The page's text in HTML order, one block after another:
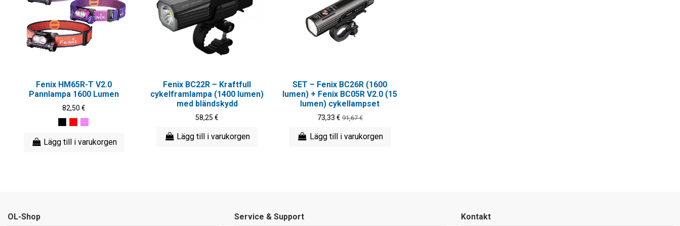
Fenix HM65R-T V2.0
Pannlampa 1600 Lumen
82,50 €
Lägg till i varukorgen
Fenix BC22R – Kraftfull
cykelframlampa (1400 lumen)
med bländskydd
58,25 €
Lägg till i varukorgen
SET – Fenix BC26R (1600
lumen) + Fenix BC05R V2.0 (15
lumen) cykellampset
73,33 € 91,67 €
Lägg till i varukorgen
OL-Shop Service & Support Kontakt